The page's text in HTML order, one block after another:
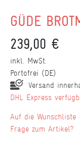
GÜDE
239,00 €
inkl. MwSt.
Portofrei (DE)
Versand
DHL Express
Wunschliste
Frage zum Artikel?